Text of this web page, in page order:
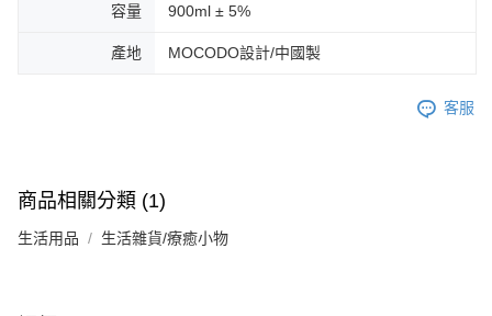
容量 900ml ± 5%
產地 MOCODO設計/中國製
客服
商品相關分類 (1)
生活用品 生活雜貨/療癒小物